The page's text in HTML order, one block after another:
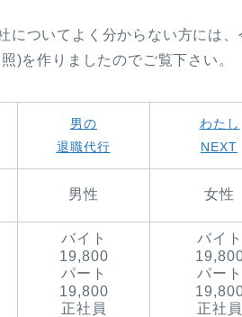
についてよく分からない方には
)を作りましたのでご覧下さい。
男の
退職代行
わたし
NEXT
男性 女性
バイト
19,800
パート
19,800
正社員
バイト
パート
正社員